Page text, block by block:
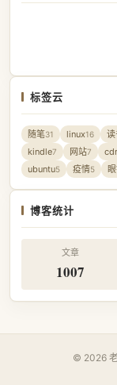
标签云
随笔31 linux16
kindle7 网站7
ubuntu5 疫情5
博客统计
文章
1007
© 2026